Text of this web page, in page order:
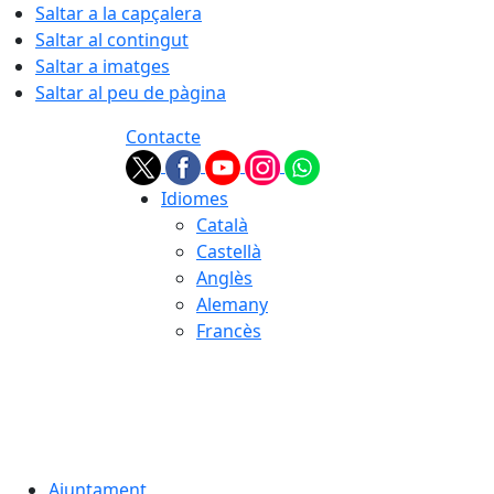
Saltar a la capçalera
Saltar al contingut
Saltar a imatges
Saltar al peu de pàgina
Contacte
Idiomes
Català
Castellà
Anglès
Alemany
Francès